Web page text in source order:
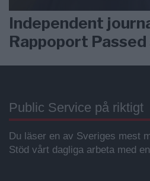
Independent
Rappoport
Public Service på riktigt
Du läser en av Sveriges mest
Stöd vårt dagliga arbeta med en